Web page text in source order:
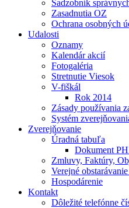
Sadzobník
Zasadnutia OZ
Ochrana osobných
Udalosti
Oznamy
Kalendár akcií
Fotogaléria
Stretnutie Viesok
V-fiškál
Rok 2014
Zásady používania
Systém
Zverejňovanie
Úradná tabuľa
Dokument
Zmluvy, Faktúry,
Verejné
Hospodárenie
Kontakt
Dôležité telefónne